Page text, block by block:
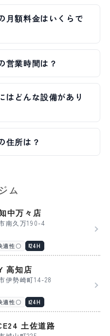
月額料金はいくらで
営業時間は？
はどんな設備があり
住所は？
ム
中万々店
南久万190-4
適性〇 24H
高知店
伊勢崎町14-28
適性〇 24H
土佐道路